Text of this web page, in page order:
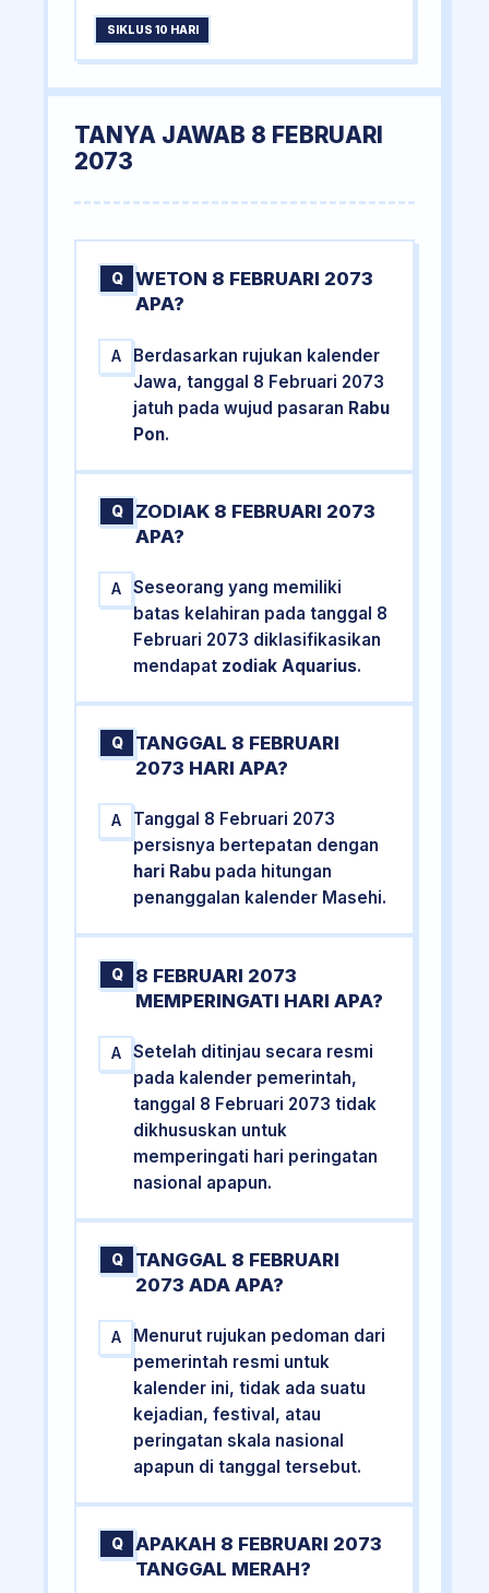
SIKLUS 10 HARI
TANYA JAWAB 8 FEBRUARI
2073
Q
WETON 8 FEBRUARI 2073
APA?
A
Berdasarkan rujukan kalender
Jawa, tanggal 8 Februari 2073
jatuh pada wujud pasaran Rabu
Pon.
Q
ZODIAK 8 FEBRUARI 2073
APA?
A
Seseorang yang memiliki
batas kelahiran pada tanggal 8
Februari 2073 diklasifikasikan
mendapat zodiak Aquarius.
Q
TANGGAL 8 FEBRUARI
2073 HARI APA?
A
Tanggal 8 Februari 2073
persisnya bertepatan dengan
hari Rabu pada hitungan
penanggalan kalender Masehi.
Q
8 FEBRUARI 2073
MEMPERINGATI HARI APA?
A
Setelah ditinjau secara resmi
pada kalender pemerintah,
tanggal 8 Februari 2073 tidak
dikhususkan untuk
memperingati hari peringatan
nasional apapun.
Q
TANGGAL 8 FEBRUARI
2073 ADA APA?
A
Menurut rujukan pedoman dari
pemerintah resmi untuk
kalender ini, tidak ada suatu
kejadian, festival, atau
peringatan skala nasional
apapun di tanggal tersebut.
Q
APAKAH 8 FEBRUARI 2073
TANGGAL MERAH?